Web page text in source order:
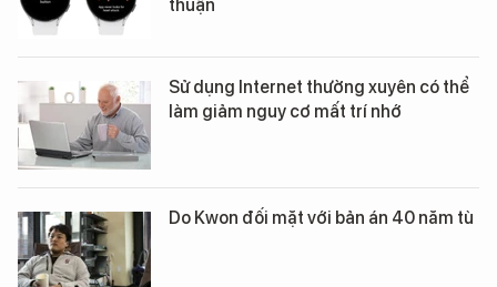
thuận
Sử dụng Internet thường xuyên có thể
làm giảm nguy cơ mất trí nhớ
Do Kwon đối mặt với bản án 40 năm tù